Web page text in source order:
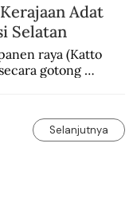
Adat
Selatan
raya (Katto
gotong
Selanjutnya